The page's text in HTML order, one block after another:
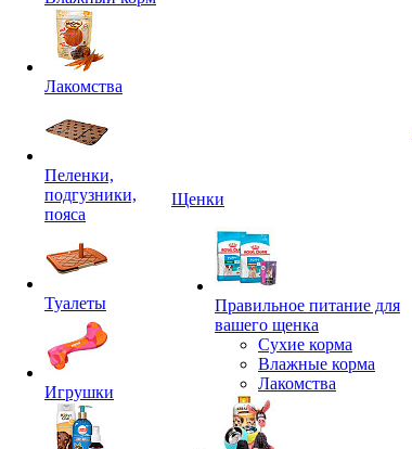
Лакомства
Пеленки,
подгузники,
пояса
Туалеты
Игрушки
Щенки
Правильное питание для
вашего щенка
Сухие корма
Влажные корма
Лакомства